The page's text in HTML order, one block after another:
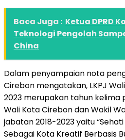
Baca Juga : Ketua DPRD
Teknologi Pengolah
China
Dalam penyampaian nota
Cirebon mengatakan, LKPJ
2023 merupakan tahun kelima
Wali Kota Cirebon dan Wakil
jabatan 2018-2023 yaitu
Sebagai Kota Kreatif Berbasis